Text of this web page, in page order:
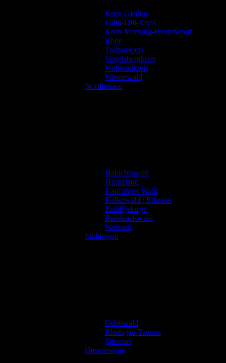
Kreis Gießen
Lahn-Dill-Kreis
Kreis Marburg-Biedenkopf
Rhön
Taunuskreis
Vogelsbergkreis
Wetteraukreis
Westerwald
Nordhessen
Habichtswald
Hinterland
Kaufunger Wald
Kellerwald / Edersee
Knüllgebirge
Reinhardswald
Werratal
Südhessen
Odenwald
Rheingau/Taunus
Spessart
Hessenwege